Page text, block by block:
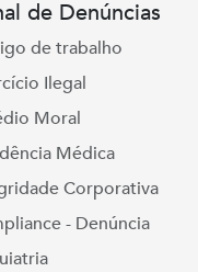
de Denúncias
de trabalho
Ilegal
Moral
Médica
Corporativa
- Denúncia